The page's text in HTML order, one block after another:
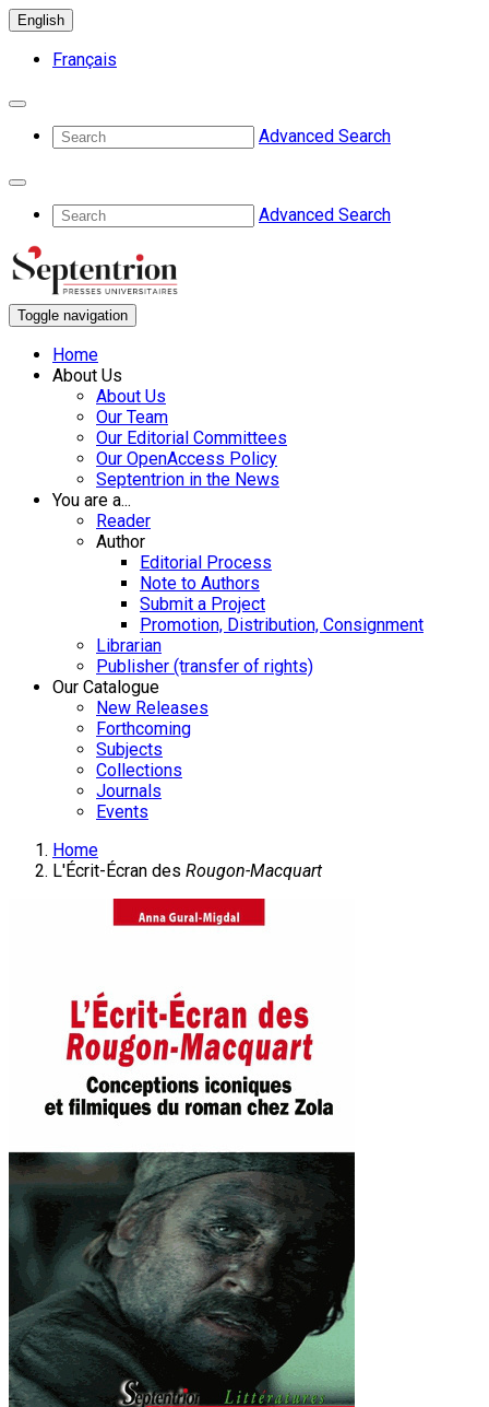
English
Français
Advanced Search
Advanced Search
Toggle navigation
Home
About Us
About Us
Our Team
Our Editorial Committees
Our OpenAccess Policy
Septentrion in the News
You are a...
Reader
Author
Editorial Process
Note to Authors
Submit a Project
Promotion, Distribution, Consignment
Librarian
Publisher (transfer of rights)
Our Catalogue
New Releases
Forthcoming
Subjects
Collections
Journals
Events
Home
L'Écrit-Écran des Rougon-Macquart